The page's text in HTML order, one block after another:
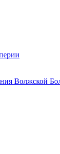
Волжской